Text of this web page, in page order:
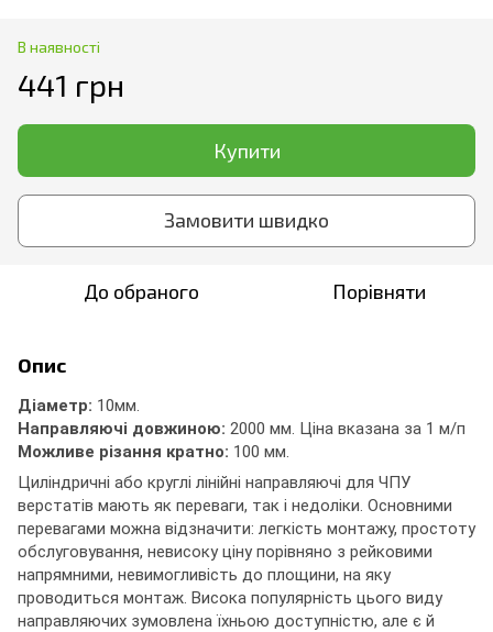
В наявності
441 грн
Купити
Замовити швидко
До обраного Порівняти
Опис
Діаметр: 10мм.
Направляючі довжиною: 2000 мм. Ціна вказана за 1 м/п
Можливе різання кратно: 100 мм.
Циліндричні або круглі лінійні направляючі для ЧПУ
верстатів мають як переваги, так і недоліки. Основними
перевагами можна відзначити: легкість монтажу, простоту
обслуговування, невисоку ціну порівняно з рейковими
напрямними, невимогливість до площини, на яку
проводиться монтаж. Висока популярність цього виду
направляючих зумовлена їхньою доступністю, але є й